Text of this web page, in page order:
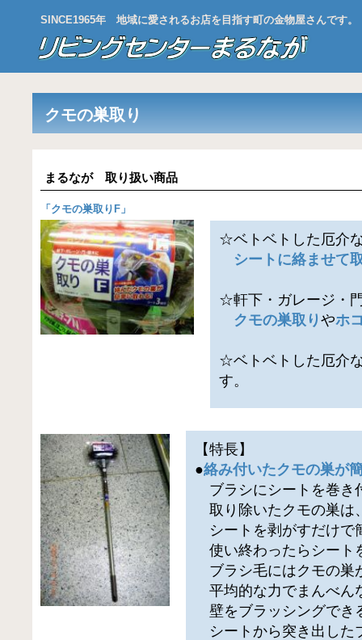
SINCE1965年 地域に愛されるお店を目指す町の金物屋さんです。
クモの巣取り
まるなが 取り扱い商品
「 クモの巣取りF 」
☆ベトベトした厄介
シートに絡ませて
☆軒下・ガレージ・
クモの巣取りやホ
☆ベトベトした厄介
す。
【特長】
●絡み付いたクモの巣が
ブラシにシートを巻き
取り除いたクモの巣は
シートを剥がすだけで
使い終わったらシート
ブラシ毛にはクモの巣
平均的な力でまんべん
壁をブラッシングでき
シートから突き出した